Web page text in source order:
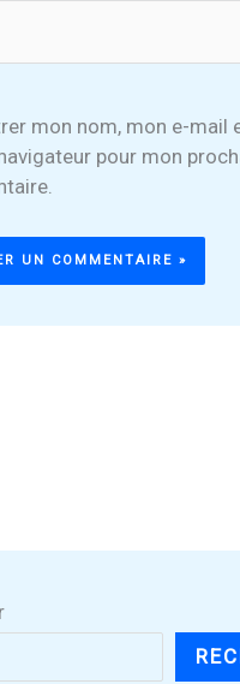
mon nom, mon e-mail
pour mon